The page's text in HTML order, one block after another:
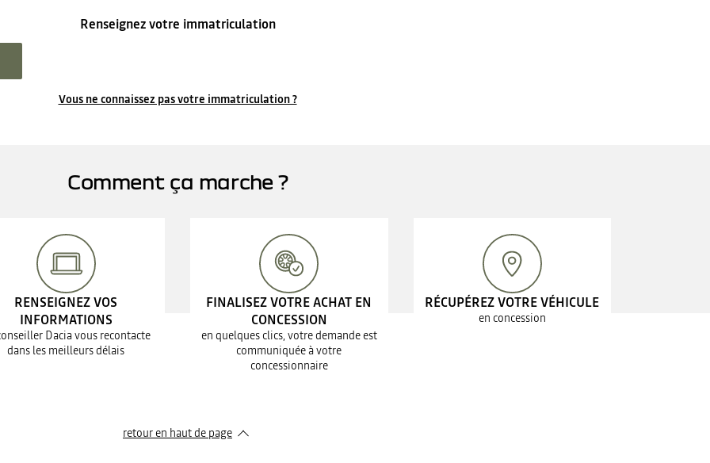
Renseignez votre immatriculation
Vous ne connaissez pas votre immatriculation ?
Comment ça marche ?
RENSEIGNEZ VOS
INFORMATIONS
Dacia vous recontacte
dans les meilleurs délais
FINALISEZ VOTRE ACHAT EN
CONCESSION
en quelques clics, votre demande est
communiquée à votre
concessionnaire
RÉCUPÉREZ VOTRE VÉHICULE
en concession
retour en haut de page​